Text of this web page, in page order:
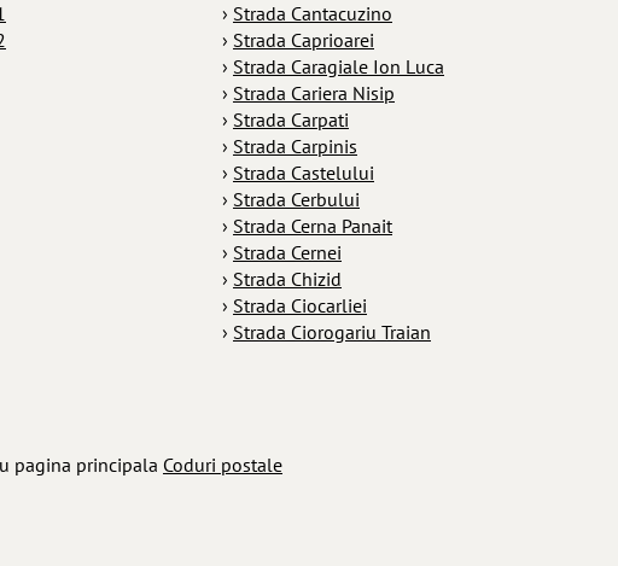
› Strada Cantacuzino
› Strada Caprioarei
› Strada Caragiale Ion Luca
› Strada Cariera Nisip
› Strada Carpati
› Strada Carpinis
› Strada Castelului
› Strada Cerbului
› Strada Cerna Panait
› Strada Cernei
› Strada Chizid
› Strada Ciocarliei
› Strada Ciorogariu Traian
pagina principala Coduri postale